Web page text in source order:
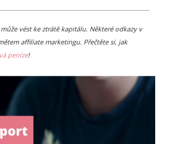
vést ke ztrátě kapitálu. Některé odkazy v
affiliate marketingu. Přečtěte si, jak
peníze!